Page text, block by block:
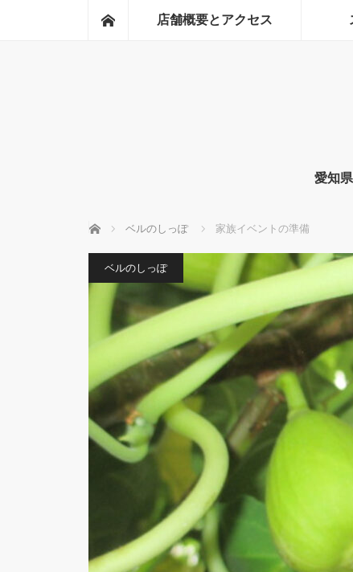
ホーム店舗概要とアクセス
愛知
ホーム ベルのしっぽ 家族イベントの準備
ベルのしっぽ